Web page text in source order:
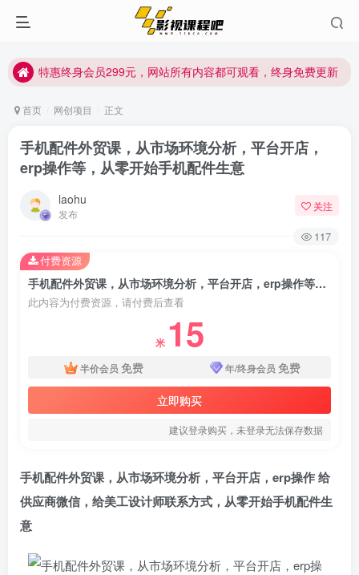
特惠终身会员299元，网站所有内容都可观看，终身免费更新
特惠终身会员299元，网站所有内容都可观看，终身免费更新
首页 网创项目 正文
手机配件外贸课，从市场环境分析，平台开店，
erp操作等，从零开始手机配件生意
laohu
发布
关注
117
手机配件外贸课，从市场环境分析，平台开店，erp操作等，从零开始手机配件生意
此内容为付费资源，请付费后查看
米 15
半价会员 免费 年/终身会员 免费
立即购买
建议登录购买，未登录无法保存数据
付费资源
手机配件外贸课，从市场环境分析，平台开店，erp操作 给
供应商微信，给美工设计师联系方式，从零开始手机配件生
意